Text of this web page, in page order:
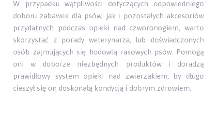
W przypadku wątpliwości dotyczących odpowiedniego
doboru zabawek dla psów, jak i pozostałych akcesoriów
przydatnych podczas opieki nad czworonogiem, warto
skorzystać z porady weterynarza, lub doświadczonych
osób zajmujących się hodowlą rasowych psów. Pomogą
oni w doborze niezbędnych produktów i doradzą
prawidłowy system opieki nad zwierzakiem, by długo
cieszył się on doskonałą kondycją i dobrym zdrowiem.